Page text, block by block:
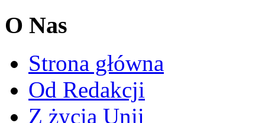
O Nas
Strona główna
Od Redakcji
Z życia Unii